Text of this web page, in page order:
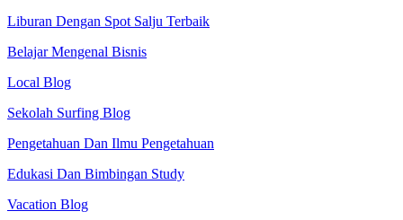
Liburan Dengan Spot Salju Terbaik
Belajar Mengenal Bisnis
Local Blog
Sekolah Surfing Blog
Pengetahuan Dan Ilmu Pengetahuan
Edukasi Dan Bimbingan Study
Vacation Blog